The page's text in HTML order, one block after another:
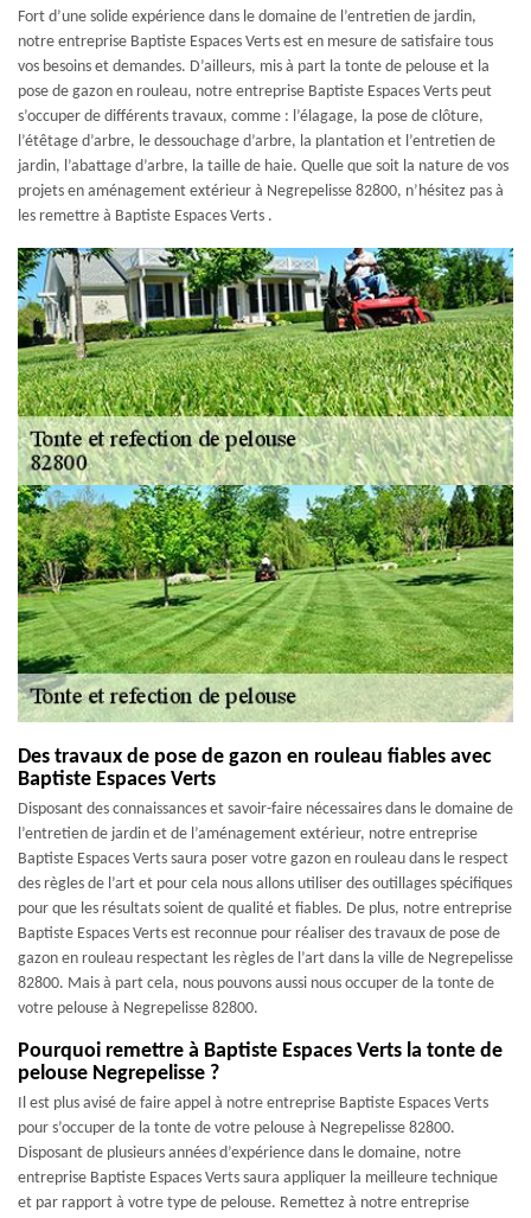
Fort d’une solide expérience dans le domaine de l’entretien de jardin,
notre entreprise Baptiste Espaces Verts est en mesure de satisfaire tous
vos besoins et demandes. D’ailleurs, mis à part la tonte de pelouse et la
pose de gazon en rouleau, notre entreprise Baptiste Espaces Verts peut
s’occuper de différents travaux, comme : l’élagage, la pose de clôture,
l’étêtage d’arbre, le dessouchage d’arbre, la plantation et l’entretien de
jardin, l’abattage d’arbre, la taille de haie. Quelle que soit la nature de vos
projets en aménagement extérieur à Negrepelisse 82800, n’hésitez pas à
les remettre à Baptiste Espaces Verts .
Des travaux de pose de gazon en rouleau fiables avec
Baptiste Espaces Verts
Disposant des connaissances et savoir-faire nécessaires dans le domaine de
l’entretien de jardin et de l’aménagement extérieur, notre entreprise
Baptiste Espaces Verts saura poser votre gazon en rouleau dans le respect
des règles de l’art et pour cela nous allons utiliser des outillages spécifiques
pour que les résultats soient de qualité et fiables. De plus, notre entreprise
Baptiste Espaces Verts est reconnue pour réaliser des travaux de pose de
gazon en rouleau respectant les règles de l’art dans la ville de Negrepelisse
82800. Mais à part cela, nous pouvons aussi nous occuper de la tonte de
votre pelouse à Negrepelisse 82800.
Pourquoi remettre à Baptiste Espaces Verts la tonte de
pelouse Negrepelisse ?
Il est plus avisé de faire appel à notre entreprise Baptiste Espaces Verts
pour s’occuper de la tonte de votre pelouse à Negrepelisse 82800.
Disposant de plusieurs années d’expérience dans le domaine, notre
entreprise Baptiste Espaces Verts saura appliquer la meilleure technique
et par rapport à votre type de pelouse. Remettez à notre entreprise